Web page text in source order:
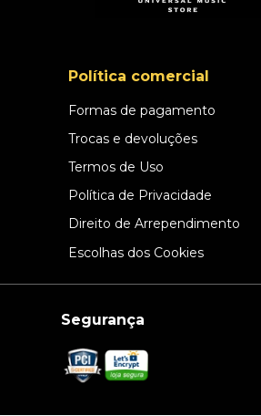
Política comercial
Formas de pagamento
Trocas e devoluções
Termos de Uso
Política de Privacidade
Direito de Arrependimento
Escolhas dos Cookies
Segurança